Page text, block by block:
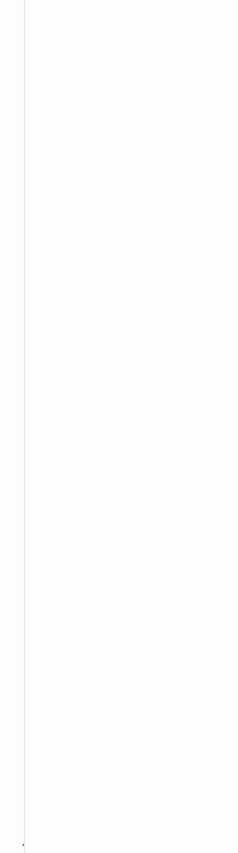
Bloggermuda bilang
8.
Insurgency:
realistis. Jadi sniper di
map, dan
setiap tembakan
debu dan asap bikin
balistik juga lumayan
.
di sini nggak bisa
Far Cry 5
dengan banyak opsi
Kamu bisa pilih
menyerang outpost
jauh. Musuh bisa